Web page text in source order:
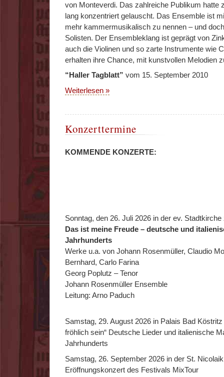
von Monteverdi. Das zahlreiche Publikum hatte
lang konzentriert gelauscht. Das Ensemble ist
mehr kammermusikalisch zu nennen – und
Solisten. Der Ensembleklang ist geprägt von
auch die Violinen und so zarte Instrumente wie
erhalten ihre Chance, mit kunstvollen Melodien
“Haller Tagblatt” vom 15. September 2010
Weiterlesen »
Konzerttermine
KOMMENDE KONZERTE:
Sonntag, den 26. Juli 2026 in der ev.
Das ist meine Freude – deutsche und
Jahrhunderts
Werke u.a. von Johann Rosenmüller, Claudio
Bernhard, Carlo Farina
Georg Poplutz – Tenor
Johann Rosenmüller Ensemble
Leitung: Arno Paduch
Samstag, 29. August 2026 in Palais Bad
fröhlich sein“ Deutsche Lieder und italienische
Jahrhunderts
Samstag, 26. September 2026 in der St.
Eröffnungskonzert des Festivals MixTour